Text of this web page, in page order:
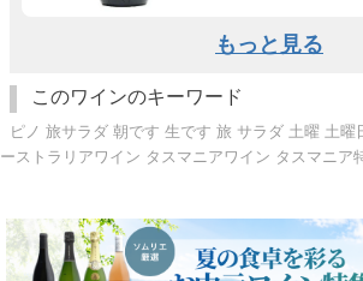
もっと見る
このワインのキーワード
ピノ 旅サラダ 朝です 生です 旅 サラダ 土曜 土曜
ーストラリアワイン タスマニアワイン タスマニア